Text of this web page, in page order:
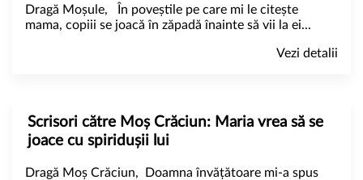
Dragă Moșule, În poveștile pe care mi le citește
mama, copiii se joacă în zăpadă înainte să vii la ei...
Vezi detalii
Scrisori către Moș Crăciun: Maria vrea să se
joace cu spiridușii lui
Dragă Moș Crăciun, Doamna învățătoare mi-a spus